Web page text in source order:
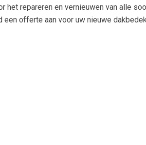
repareren en vernieuwen van alle
een offerte aan voor uw nieuwe